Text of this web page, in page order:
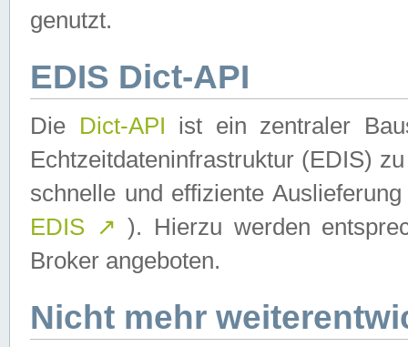
genutzt.
EDIS Dict-API
Die Dict-API ist ein zentraler
Echtzeitdateninfrastruktur (EDIS)
schnelle und effiziente
EDIS ↗ ). Hierzu werden
Broker angeboten.
Nicht mehr